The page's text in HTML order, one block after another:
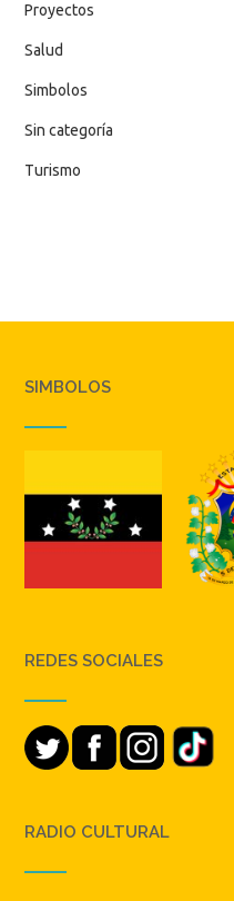
Proyectos
Salud
Simbolos
Sin categoría
Turismo
SIMBOLOS
REDES SOCIALES
RADIO CULTURAL